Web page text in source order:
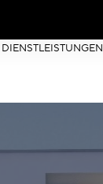
DIENSTLEISTUNGEN